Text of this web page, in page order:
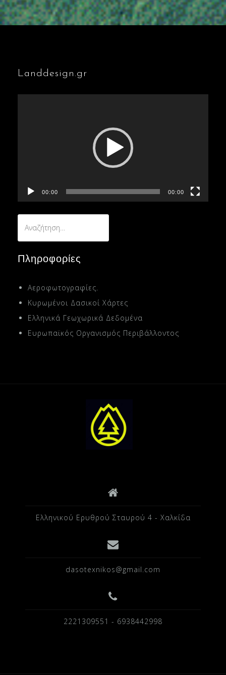
Landdesign.gr
00:00 00:00
για:
Πληροφορίες
Αεροφωτογραφίες.
Κυρωμένοι Δασικοί Χάρτες
Ελληνικά Γεωχωρικά Δεδομένα
Ευρωπαϊκός Οργανισμός Περιβάλλοντος
Ελληνικού Ερυθρού Σταυρού 4 - Χαλκίδα
dasotexnikos@gmail.com
2221309551 - 6938442998